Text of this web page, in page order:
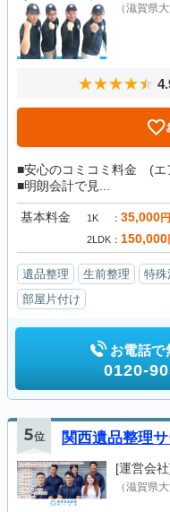
（滋賀県
■安心のコミコミ料金 (エ
■明朗会計で見...
基本料金 1K 35,000
2LDK 150,000
遺品整理 生前整理 特殊
部屋片付け
お電話で
0120-
5位 関西遺品整理
[運営会
（滋賀県